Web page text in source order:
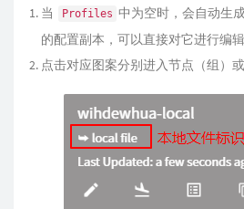
当 Profiles 中为空时，会自动生
的配置副本，可以直接对它进行编辑
点击对应图案分别进入节点（组）